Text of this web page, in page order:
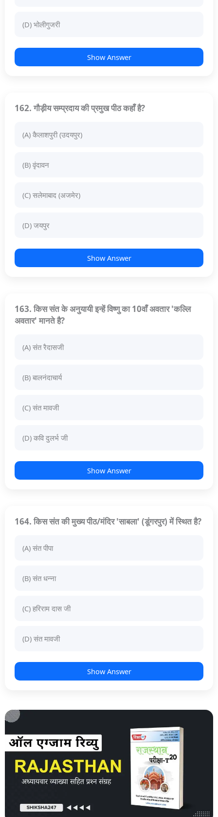
(D) भोलीगुजरी
Show Answer
162. गौड़ीय सम्प्रदाय की प्रमुख पीठ कहाँ है?
(A) कैलाशपुरी (उदयपुर)
(B) वृंदावन
(C) सलेमाबाद (अजमेर)
(D) जयपुर
Show Answer
163. किस संत के अनुयायी इन्हें विष्णु का 10वाँ अवतार 'कल्लि
अवतार' मानते है?
(A) संत रैदासजी
(B) बालनंदाचार्य
(C) संत मावजी
(D) कवि दुलर्भ जी
Show Answer
164. किस संत की मुख्य पीठ/मंदिर 'साबला' (डूंगरपुर) में स्थित है?
(A) संत पीपा
(B) संत धन्ना
(C) हरिराम दास जी
(D) संत मावजी
Show Answer